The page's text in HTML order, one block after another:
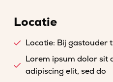
Locatie
Locatie: Bij gastouder
Lorem ipsum dolor sit
adipiscing elit, sed do